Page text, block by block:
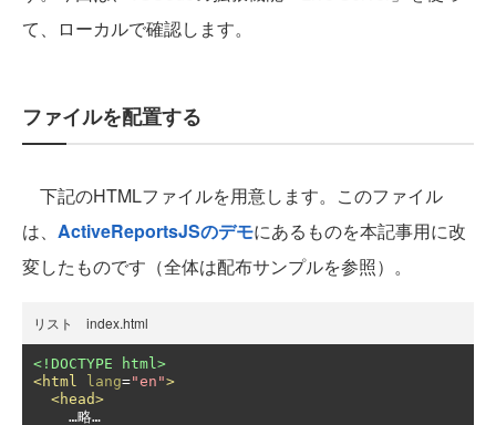
て、ローカルで確認します。
ファイルを配置する
下記のHTMLファイルを用意します。このファイル
は、 ActiveReportsJSのデモにあるものを本記事用に改
変したものです（全体は配布サンプルを参照）。
リスト index.html
<!DOCTYPE html>
<html
lang="en">
<head>